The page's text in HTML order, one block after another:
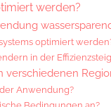
werden?
optimiert
in der
verschiedenen
Anwendung?